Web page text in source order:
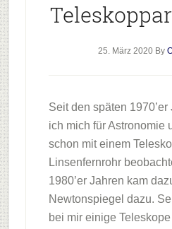
25. März 2020 By
Seit den späten
ich mich für Astronomie
schon mit einem
Linsenfernrohr
1980’er Jahren kam
Newtonspiegel dazu.
bei mir einige